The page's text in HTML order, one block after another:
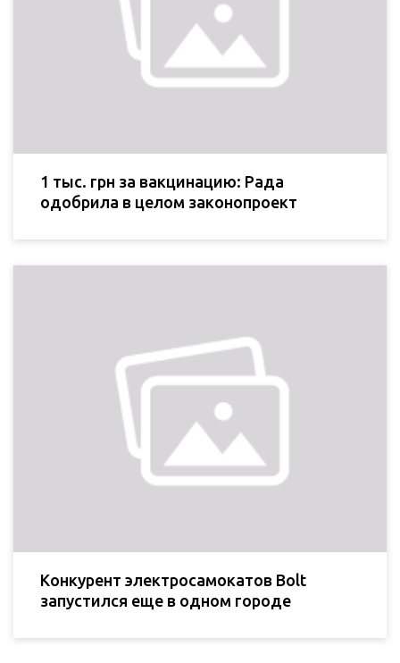
1 тыс. грн за вакцинацию: Рада
одобрила в целом законопроект
Конкурент электросамокатов Bolt
запустился еще в одном городе